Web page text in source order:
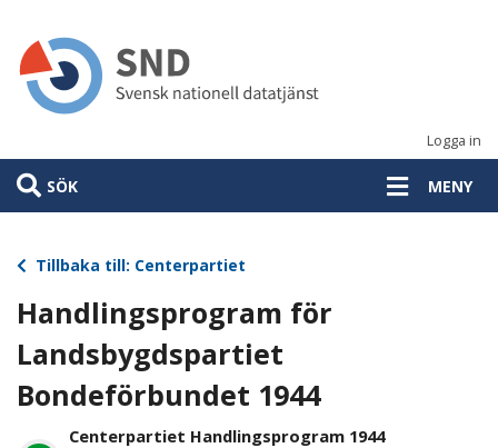
huvudinnehåll
Logga in
SÖK MENY
Tillbaka till: Centerpartiet
Handlingsprogram för
Landsbygdspartiet
Bondeförbundet 1944
Centerpartiet Handlingsprogram 1944